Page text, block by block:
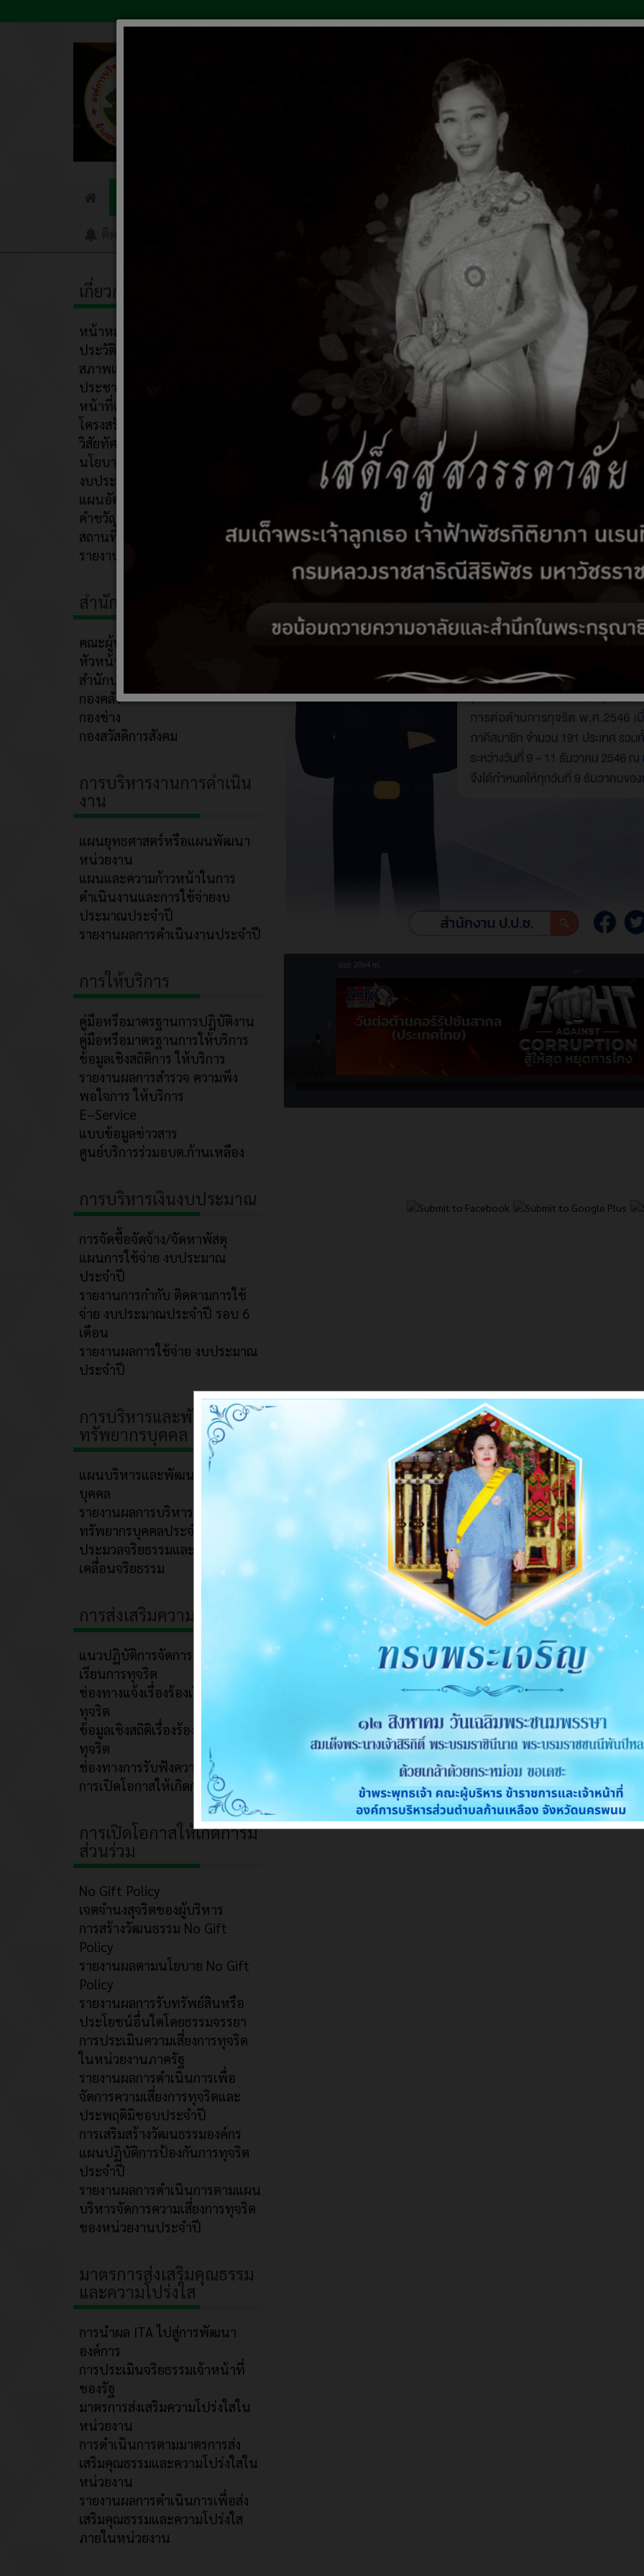
คำสั่ง/ประกาศ ข่าวการศึกษา
Q&A ถาม-ตอบ เว็บบอร์ด ประกาศการเลือกตั้งนายก/สม
วันต่อต้านคอร์รัปชันสากล 9 ธันวาคม
วันต่อต้านคอร์รัปชันสากล 9 ธันวาคม
เกี่ยวกับหน่วยงาน
หน้าหลัก
ประวัติความเป็นมา
สภาพและข้อมูลพื้นฐาน
ประชากร
หน้าที่และอำนาจ
โครงสร้างองค์กร
วิสัยทัศน์/พันธกิจ
นโยบายการบริหารงาน
งบประมาณ
แผนอัตรากำลัง
คำขวัญประจำตำบล
สถานที่ท่องเที่ยวอบต.ก้านเหลือง
รายงานภูมิปัญญาท้องถิ่น
สำนักงาน/เจ้าหน้าที่
คณะผู้บริหาร/สมาชิก
หัวหน้าส่วน/กอง
สำนักปลัด
กองคลัง
กองช่าง
กองสวัสดิการสังคม
การบริหารงานการดำเนิน
งาน
แผนยุทธศาสตร์หรือแผนพัฒนา
หน่วยงาน
แผนและความก้าวหน้าในการ
ดำเนินงานและการใช้จ่ายงบ
ประมาณประจำปี
รายงานผลการดำเนินงานประจำปี
การให้บริการ
คู่มือหรือมาตรฐานการปฎิบัติงาน
คู่มือหรือมาตรฐานการให้บริการ
ข้อมูลเชิงสถิติการ ให้บริการ
รายงานผลการสำรวจ ความพึง
พอใจการ ให้บริการ
E–Service
แบบข้อมูลข่าวสาร
ศูนย์บริการร่วมอบต.ก้านเหลือง
การบริหารเงินงบประมาณ
การจัดซื้อจัดจ้าง/จัดหาพัสดุ
แผนการใช้จ่าย งบประมาณ
ประจำปี
รายงานการกำกับ ติดตามการใช้
จ่าย งบประมาณประจำปี รอบ 6
เดือน
รายงานผลการใช้จ่าย งบประมาณ
ประจำปี
การบริหารและพัฒนา
ทรัพยากรบุคคล
แผนบริหารและพัฒนาทรัพยากร
บุคคล
รายงานผลการบริหารและพัฒนา
ทรัพยากรบุคคลประจำปี
ประมวลจริยธรรมและการขับ
เคลื่อนจริยธรรม
การส่งเสริมความโปร่งใส
แนวปฏิบัติการจัดการเรื่องร้อง
เรียนการทุจริต
ช่องทางแจ้งเรื่องร้องเรียนการ
ทุจริต
ข้อมูลเชิงสถิติเรื่องร้องเรียนการ
ทุจริต
ช่องทางการรับฟังความคิดเห็น
การเปิดโอกาสให้เกิดการมีส่วนร่วม
การเปิดโอกาสให้เกิดการมี
ส่วนร่วม
No Gift Policy
เจตจำนงสุจริตของผู้บริหาร
การสร้างวัฒนธรรม No Gift
Policy
รายงานผลตามนโยบาย No Gift
Policy
รายงานผลการรับทรัพย์สินหรือ
ประโยชน์อื่นใดโดยธรรมจรรยา
การประเมินความเสี่ยงการทุจริต
ในหน่วยงานภาครัฐ
รายงานผลการดำเนินการเพื่อ
จัดการความเสี่ยงการทุจริตและ
ประพฤติมิชอบประจำปี
การเสริมสร้างวัฒนธรรมองค์กร
แผนปฏิบัติการป้องกันการทุจริต
ประจำปี
รายงานผลการดำเนินการตามแผน
บริหารจัดการความเสี่ยงการทุจริต
ของหน่วยงานประจำปี
มาตรการส่งเสริมคุณธรรม
และความโปร่งใส
การนำผล ITA ไปสู่การพัฒนา
องค์การ
การประเมินจริยธรรมเจ้าหน้าที่
ของรัฐ
มาตรการส่งเสริมความโปร่งใสใน
หน่วยงาน
การดำเนินการตามมาตรการส่ง
เสริมคุณธรรมและความโปร่งใสใน
หน่วยงาน
รายงานผลการดำเนินการเพื่อส่ง
เสริมคุณธรรมและความโปร่งใส
ภายในหน่วยงาน